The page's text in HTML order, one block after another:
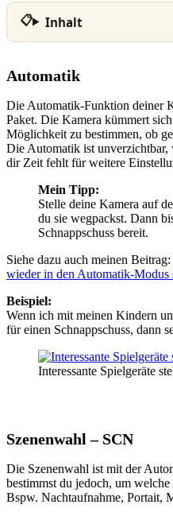
Inhalt
Automatik
Die Automatik-Funktion deiner
Paket. Die Kamera kümmert
Möglichkeit zu bestimmen, ob
Die Automatik ist unverzichtbar,
dir Zeit fehlt für weitere
Mein Tipp:
Stelle deine Kamera auf
du sie wegpackst. Dann
Schnappschuss bereit.
Siehe dazu auch meinen Beitrag:
wieder in den Automatik-Modus
Beispiel:
Wenn ich mit meinen Kindern
für einen Schnappschuss, dann
Interessante Spielgeräte
Szenenwahl – SCN
Die Szenenwahl ist mit der
bestimmst du jedoch, um
Bspw. Nachtaufnahme, Portait,